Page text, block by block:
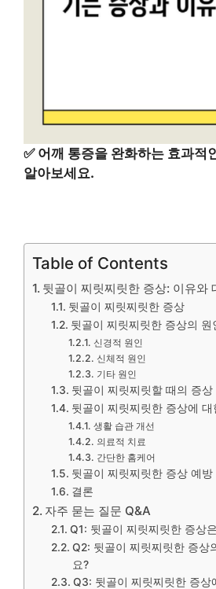
✅ 어깨 통증을 완화하는 효과적
알아보세요.
Table of Contents
뒷골이 찌릿찌릿한 증상: 이유와
뒷골이 찌릿찌릿한 증상
뒷골이 찌릿찌릿한 증상의 원
신경적 원인
신체적 원인
기타 원인
뒷골이 찌릿찌릿할 때의 증상
뒷골이 찌릿찌릿한 증상에 대
생활 습관 개선
의료적 치료
간단한 홈케어
뒷골이 찌릿찌릿한 증상 예방
결론
자주 묻는 질문 Q&A
Q1: 뒷골이 찌릿찌릿한 증상
Q2: 뒷골이 찌릿찌릿한 증상
요?
Q3: 뒷골이 찌릿찌릿한 증상